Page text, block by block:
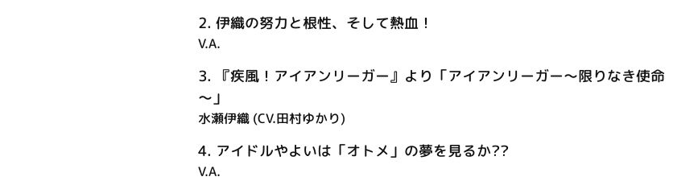
2. 伊織の努力と根性、そして熱血！
V.A.
3.
『疾風！アイアンリーガー』より「アイアンリーガー～限りなき使命
～」
水瀬伊織 (CV.田村ゆかり)
4. アイドルやよいは「オトメ」の夢を見るか??
V.A.